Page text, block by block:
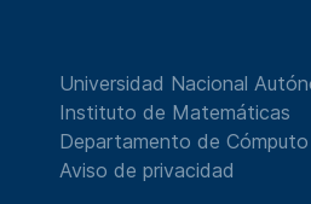
Universidad Nacional
Instituto de Matemáticas
Departamento de Cómputo
Aviso de privacidad